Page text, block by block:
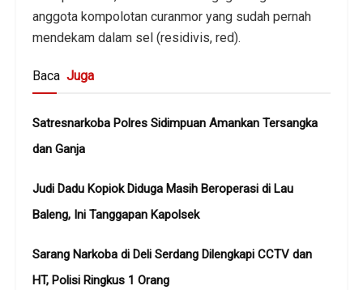
anggota kompolotan curanmor yang sudah pernah
mendekam dalam sel (residivis, red).
Baca Juga
Satresnarkoba Polres Sidimpuan Amankan Tersangka
dan Ganja
Judi Dadu Kopiok Diduga Masih Beroperasi di Lau
Baleng, Ini Tanggapan Kapolsek
Sarang Narkoba di Deli Serdang Dilengkapi CCTV dan
HT, Polisi Ringkus 1 Orang